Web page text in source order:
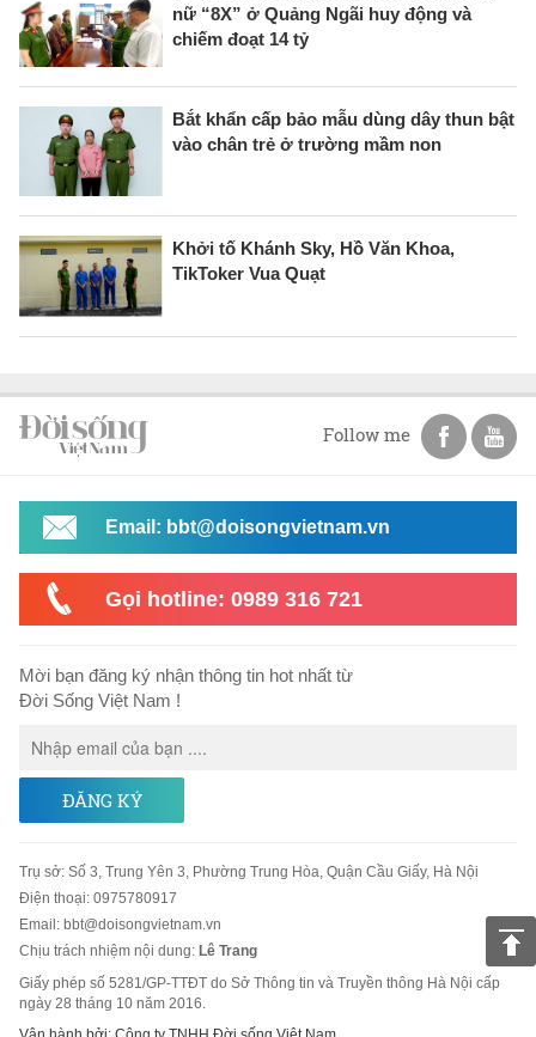
nữ “8X” ở Quảng Ngãi huy động và
chiếm đoạt 14 tỷ
Bắt khẩn cấp bảo mẫu dùng dây thun bật
vào chân trẻ ở trường mầm non
Khởi tố Khánh Sky, Hồ Văn Khoa,
TikToker Vua Quạt
Follow me
Email: bbt@doisongvietnam.vn
Gọi hotline: 0989 316 721
Mời bạn đăng ký nhận thông tin hot nhất từ
Đời Sống Việt Nam !
ĐĂNG KÝ
Trụ sở: Số 3, Trung Yên 3, Phường Trung Hòa, Quận Cầu Giấy, Hà Nội
Điện thoại: 0975780917
Email: bbt@doisongvietnam.vn
Chịu trách nhiệm nội dung: Lê Trang
Giấy phép số 5281/GP-TTĐT do Sở Thông tin và Truyền thông Hà Nội cấp
ngày 28 tháng 10 năm 2016.